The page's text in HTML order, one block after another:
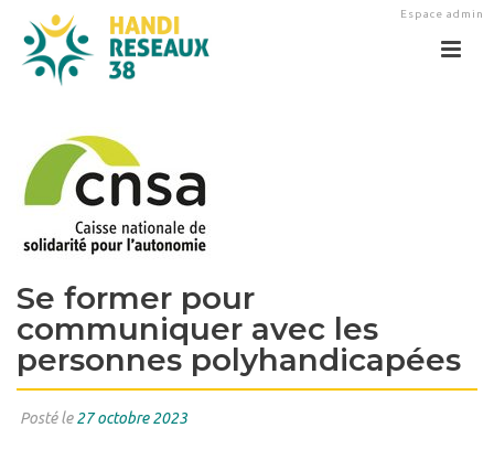
Espace admin
Se former pour
communiquer avec les
personnes polyhandicapées
Posté le27 octobre 2023